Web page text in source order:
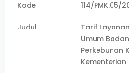
Kode 114/PMK.05/
Judul
Tarif
Umum
Perkebunan
Kementerian